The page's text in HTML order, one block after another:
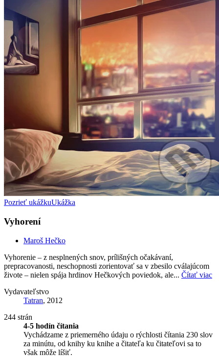
Pozrieť ukážkuUkážka
Vyhorení
Maroš Hečko
Vyhorenie – z nesplnených snov, prílišných očakávaní,
prepracovanosti, neschopnosti zorientovať sa v zbesilo cválajúcom
živote – nielen spája hrdinov Hečkových poviedok, ale... Čítať viac
Vydavateľstvo
Tatran, 2012
244 strán
4-5 hodín čítania
Vychádzame z priemerného údaju o rýchlosti čítania 230 slov
za minútu, od knihy ku knihe a čitateľa ku čitateľovi sa to
však môže líšiť.